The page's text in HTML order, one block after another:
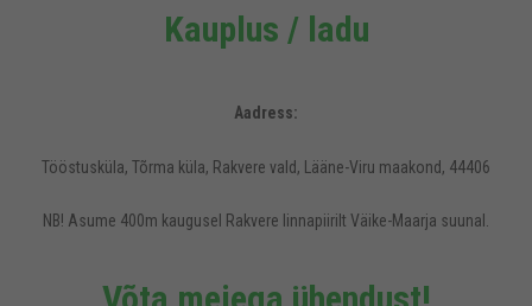
Kauplus / ladu
Aadress:
Tööstusküla, Tõrma küla, Rakvere vald, Lääne-Viru maakond, 44406
NB! Asume 400m kaugusel Rakvere linnapiirilt Väike-Maarja suunal.